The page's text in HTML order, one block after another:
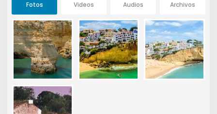
Fotos Videos Audios Archivos